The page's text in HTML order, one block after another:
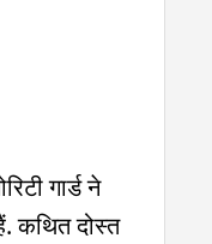
गार्ड ने
कथित दोस्त